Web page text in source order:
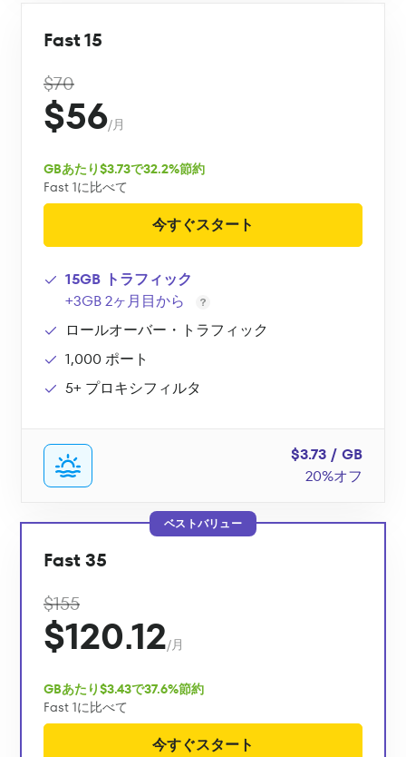
Fast 15
$70
$56/月
GBあたり$3.73で32.2%節約
Fast 1に比べて
今すぐスタート
15GB トラフィック
+3GB 2ヶ月目から
ロールオーバー・トラフィック
1,000 ポート
5+ プロキシフィルタ
$3.73 / GB
20%オフ
ベストバリュー
Fast 35
$155
$120.12/月
GBあたり$3.43で37.6%節約
Fast 1に比べて
今すぐスタート